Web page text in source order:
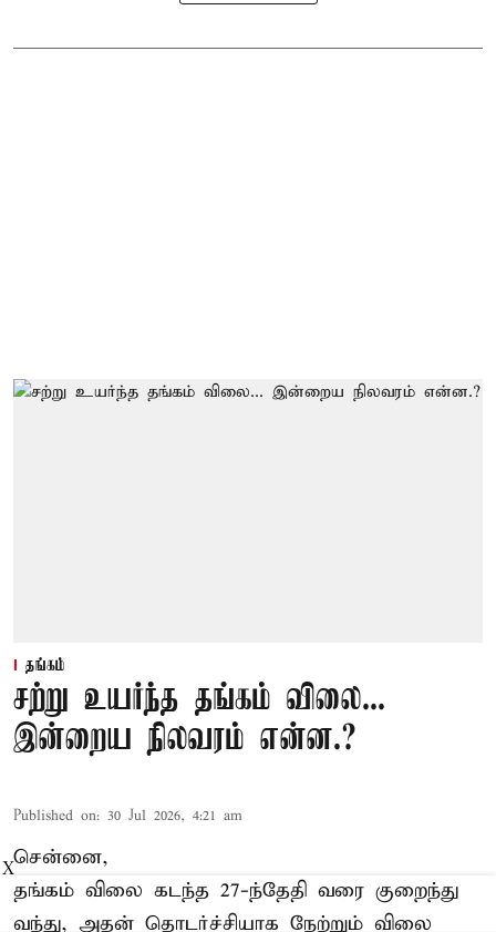
தங்கம்
சற்று உயர்ந்த தங்கம் விலை...
இன்றைய நிலவரம் என்ன.?
Published on: 30 Jul 2026, 4:21 am
சென்னை,
தங்கம் விலை கடந்த 27-ந்தேதி வரை குறைந்து
வந்து, அதன் தொடர்ச்சியாக நேற்றும் விலை
X